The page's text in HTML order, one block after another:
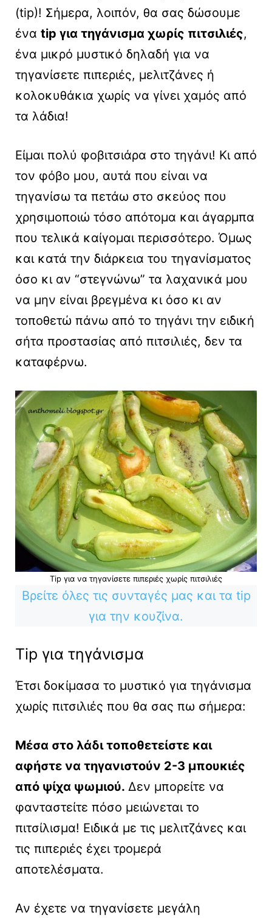
(tip)! Σήμερα, λοιπόν, θα σας δώσουμε
ένα tip για τηγάνισμα χωρίς πιτσιλιές,
ένα μικρό μυστικό δηλαδή για να
τηγανίσετε πιπεριές, μελιτζάνες ή
κολοκυθάκια χωρίς να γίνει χαμός από
τα λάδια!
Είμαι πολύ φοβιτσιάρα στο τηγάνι! Κι από
τον φόβο μου, αυτά που είναι να
τηγανίσω τα πετάω στο σκεύος που
χρησιμοποιώ τόσο απότομα και άγαρμπα
που τελικά καίγομαι περισσότερο. Όμως
και κατά την διάρκεια του τηγανίσματος
όσο κι αν “στεγνώνω” τα λαχανικά μου
να μην είναι βρεγμένα κι όσο κι αν
τοποθετώ πάνω από το τηγάνι την ειδική
σήτα προστασίας από πιτσιλιές, δεν τα
καταφέρνω.
Tip για να τηγανίσετε πιπεριές χωρίς πιτσιλιές
Βρείτε όλες τις συνταγές μας και τα tip
για την κουζίνα.
Tip για τηγάνισμα
Έτσι δοκίμασα το μυστικό για τηγάνισμα
χωρίς πιτσιλιές που θα σας πω σήμερα:
Μέσα στο λάδι τοποθετείστε και
αφήστε να τηγανιστούν 2-3 μπουκιές
από ψίχα ψωμιού. Δεν μπορείτε να
φανταστείτε πόσο μειώνεται το
πιτσίλισμα! Ειδικά με τις μελιτζάνες και
τις πιπεριές έχει τρομερά
αποτελέσματα.
Αν έχετε να τηγανίσετε μεγάλη